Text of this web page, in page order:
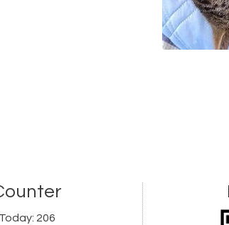
Today: 206